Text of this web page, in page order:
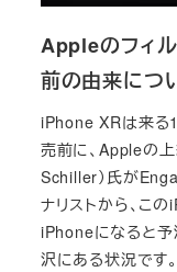
Appleのフィ
前の由来につ
iPhone XRは来る
売前に、Appleの上
Schiller）氏が
ナリストから、こ
iPhoneになると予
沢にある状況です